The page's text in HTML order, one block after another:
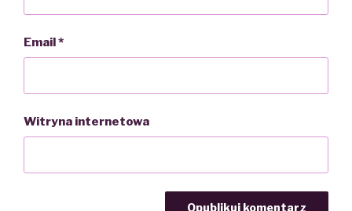
Email*
Witryna internetowa